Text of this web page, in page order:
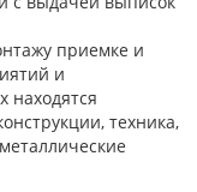
приемке и
и
находятся
техника,